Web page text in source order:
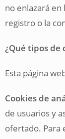
no enlazará
registro o la
¿Qué tipos de
Esta página
Cookies de
de usuarios y
ofertado. Para